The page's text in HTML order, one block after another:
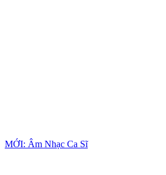
MỚI: Âm Nhạc Ca Sĩ